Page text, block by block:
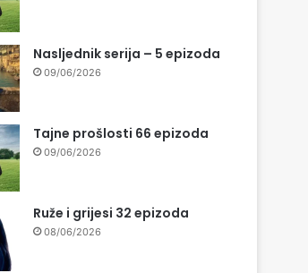
Nasljednik serija – 5 epizoda
09/06/2026
Tajne prošlosti 66 epizoda
09/06/2026
Ruže i grijesi 32 epizoda
08/06/2026